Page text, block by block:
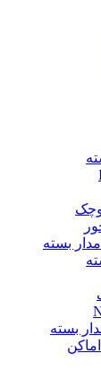
بسته
بسته